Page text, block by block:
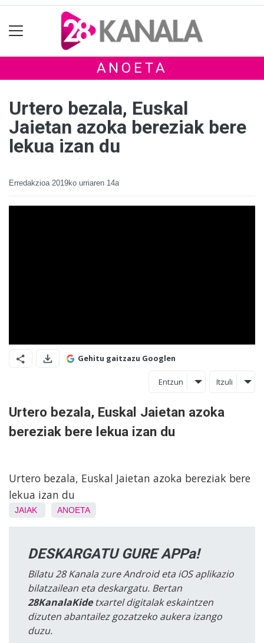
ANOETA
Urtero bezala, Euskal
Jaietan azoka bereziak bere
lekua izan du
Erredakzioa 2019ko urriaren 14a
Gehitu gaitzazu Googlen
Entzun Itzuli
Urtero bezala, Euskal Jaietan azoka
bereziak bere lekua izan du
Urtero bezala, Euskal Jaietan azoka bereziak bere
lekua izan du
JAIAK ANOETA
DESKARGATU GURE APPa!
Bilatu 28 Kanala zure Android eta iOS aplikazio
bilatzailean eta deskargatu. Bertan
28KanalaKidetxartel digitalak eskaintzen
dizuten abantailez gozatzeko aukera izango
duzu.